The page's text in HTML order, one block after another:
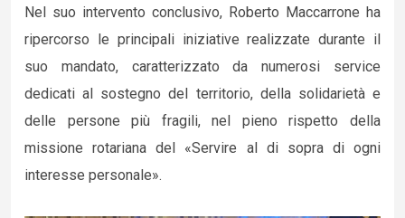
Nel suo intervento conclusivo, Roberto Maccarrone ha
ripercorso le principali iniziative realizzate durante il
suo mandato, caratterizzato da numerosi service
dedicati al sostegno del territorio, della solidarietà e
delle persone più fragili, nel pieno rispetto della
missione rotariana del «Servire al di sopra di ogni
interesse personale».